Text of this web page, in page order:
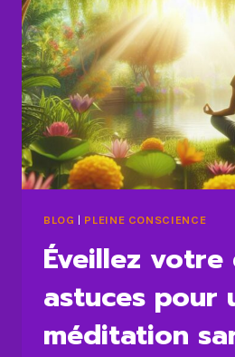
BLOG | PLEINE CONSCIENCE
Éveillez
astuces pour
méditation